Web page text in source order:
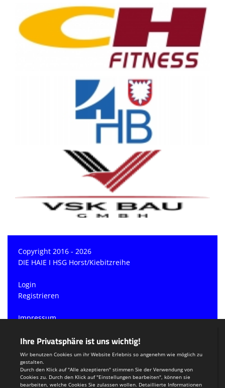
Copyright 2016 - 2026
DIE HAIE I HSG Horst/Kiebitzreihe
Login
Registrieren
Impressum
Teamsports 2
Dein Sportverein online